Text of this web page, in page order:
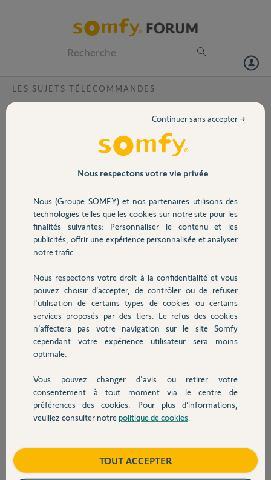
Volet
Sécurité
Domotique
Chauffage
Autres produits
Devis avec un pro
Contact
LES SUJETS TÉLÉCOMMANDES
Probléme programmation crépusculaire?
Telis 6 Chronis RTS, aprés programmation (aujourd'hui) crépusculaire,
d'aprés tutoriel Somfy, heures de fermeture volets affichées à l'écran:
Jeudi 18 10 (aujourd'hui)
Vendredi 18 12
Samedi 18 13
Dimanche 18 14
Je ne comprends pas ces horaires, que faire? j'ai 71 ans et je ne suis
Michel
il y a plus de 10 ans
Participer au fil de discussion
Bonjour Michel,
Il va effectivement être compliqué de vous expliquer cela par écrit, le
mieux serait de nous contacter au 0820 055 055.
http://youtu.be/WIL8oOL_JAg
Nous respectons votre vie privée
Nous (Groupe SOMFY) et nos partenaires utilisons des
technologies telles que les cookies sur notre site pour les
finalités suivantes: Personnaliser le contenu et les
publicités, offrir une expérience personnalisée et analyser
notre trafic.
Nous respectons votre droit à la confidentialité et vous
pouvez choisir d’accepter, de contrôler ou de refuser
l'utilisation de certains types de cookies ou certains
services proposés par des tiers. Le refus des cookies
n’affectera pas votre navigation sur le site Somfy
cependant votre expérience utilisateur sera moins
optimale.
Vous pouvez changer d'avis ou retirer votre
consentement à tout moment via le centre de
préférences des cookies. Pour plus d’informations,
veuillez consulter notre politique de cookies
Continuer sans accepter →
TOUT ACCEPTER